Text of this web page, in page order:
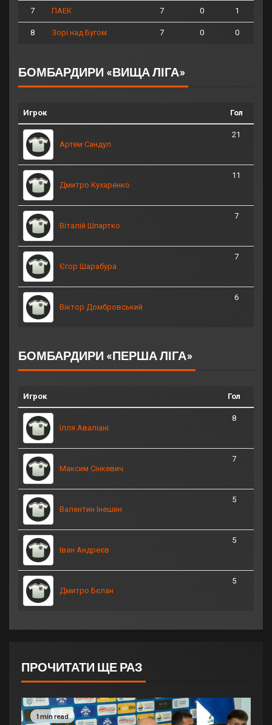
7 ПАЕК 7 0 1
8 Зорі над Бугом 7 0 0
БОМБАРДИРИ «ВИЩА ЛІГА»
Игрок Гол
Артем Сандул
21
Дмитро Кухаренко
11
Віталій Шпартко
7
Єгор Шарабура
7
Віктор Домбровський
6
БОМБАРДИРИ «ПЕРША ЛІГА»
Игрок Гол
Ілля Аваліані
8
Максим Сінкевич
7
Валентин Інешин
5
Іван Андреєв
5
Дмитро Бєлан
5
ПРОЧИТАТИ ЩЕ РАЗ
1 min read